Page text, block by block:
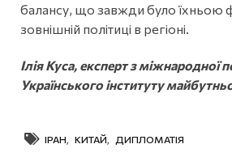
балансу, що завжди було їхньою
зовнішній політиці в регіоні.
Ілія Куса, експерт з міжнародної
Українського інституту
ІРАН, КИТАЙ, ДИПЛОМАТІЯ